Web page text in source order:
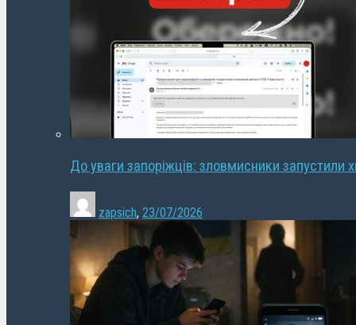
До уваги запоріжців: зловмисники запустили
zapsich, 23/07/2026